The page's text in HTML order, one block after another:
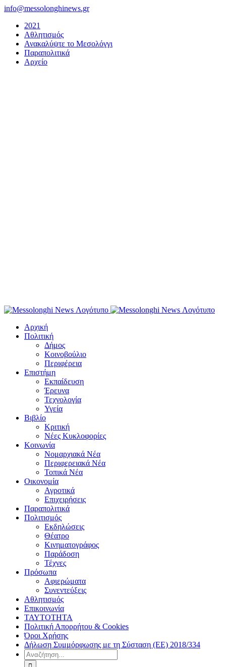
Μετάβαση
περιεχόμενο
info@messolonghinews.gr
2021
Αθλητισμός
Ανακαλύψτε το Μεσολόγγι
Παραπολιτικά
Αρχείο
Αρχική
Πολιτική
Δήμος
Κοινοβούλιο
Περιφέρεια
Επιστήμη
Εκπαίδευση
Έρευνα
Τεχνολογία
Υγεία
Βιβλίο
Κριτική
Νέες Κυκλοφορίες
Κοινωνία
Νομαρχιακά Νέα
Περιφερειακά Νέα
Τοπικά Νέα
Οικονομία
Αγροτικά
Επιχειρήσεις
Παραπολιτικά
Πολιτισμός
Εκδηλώσεις
Θέατρο
Κινηματογράφος
Παράδοση
Τέχνες
Πρόσωπα
Αφιερώματα
Συνεντεύξεις
Αθλητισμός
Επικοινωνία
ΤΑΥΤΟΤΗΤΑ
Πολιτική Απορρήτου & Cookies
Όροι Χρήσης
Δήλωση Συμμόρφωσης με τη Σύσταση (ΕΕ) 2018/334
Αναζήτηση
για: